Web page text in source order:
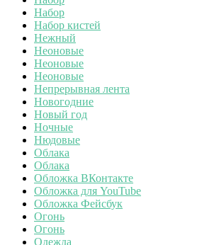
Набор
Набор кистей
Нежный
Неоновые
Неоновые
Неоновые
Непрерывная лента
Новогодние
Новый год
Ночные
Нюдовые
Облака
Облака
Обложка ВКонтакте
Обложка для YouTube
Обложка Фейсбук
Огонь
Огонь
Одежда